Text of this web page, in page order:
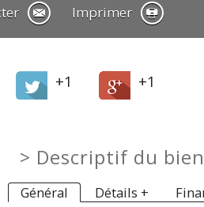
Imprimer
+1 +1
> Descriptif du bien
Général Détails +